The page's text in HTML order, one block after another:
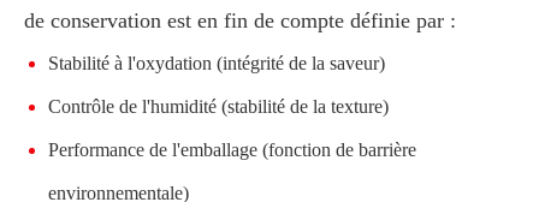
de conservation est en fin de compte définie par :
Stabilité à l'oxydation (intégrité de la saveur)
Contrôle de l'humidité (stabilité de la texture)
Performance de l'emballage (fonction de barrière
environnementale)